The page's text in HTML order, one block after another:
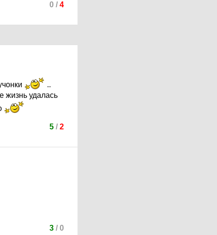
0 / 4
..
жизнь удалась
5/ 2
3/ 0